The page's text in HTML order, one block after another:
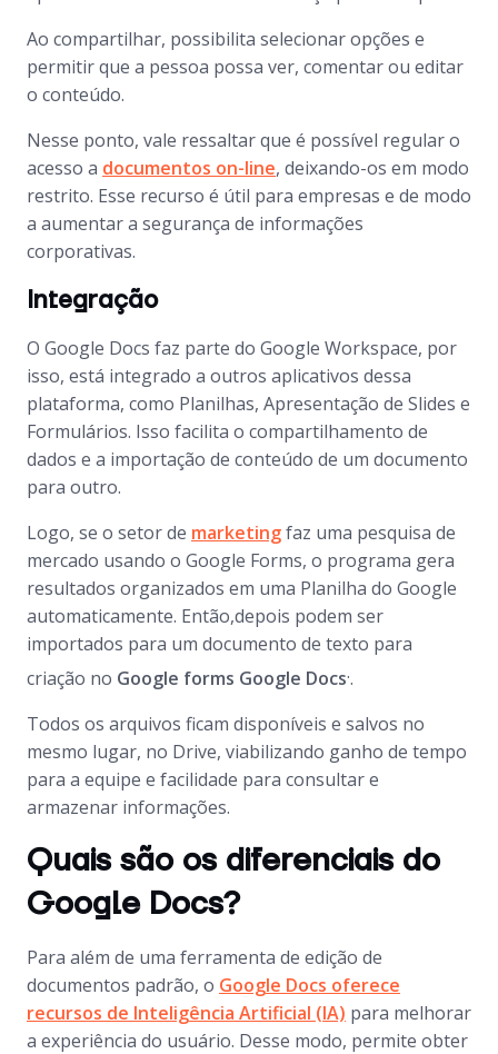
Ao compartilhar, possibilita selecionar opções e
permitir que a pessoa possa ver, comentar ou editar
o conteúdo.
Nesse ponto, vale ressaltar que é possível regular o
acesso a documentos on-line, deixando-os em modo
restrito. Esse recurso é útil para empresas e de modo
a aumentar a segurança de informações
corporativas.
Integração
O Google Docs faz parte do Google Workspace, por
isso, está integrado a outros aplicativos dessa
plataforma, como Planilhas, Apresentação de Slides e
Formulários. Isso facilita o compartilhamento de
dados e a importação de conteúdo de um documento
para outro.
Logo, se o setor de marketingfaz uma pesquisa de
mercado usando o Google Forms, o programa gera
resultados organizados em uma Planilha do Google
automaticamente. Então,depois podem ser
importados para um documento de texto para
criação no Google forms Google Docs..
Todos os arquivos ficam disponíveis e salvos no
mesmo lugar, no Drive, viabilizando ganho de tempo
para a equipe e facilidade para consultar e
armazenar informações.
Quais são os diferenciais do
Google Docs?
Para além de uma ferramenta de edição de
documentos padrão, o Google Docs oferece
recursos de Inteligência Artificial (IA) para melhorar
a experiência do usuário. Desse modo, permite obter